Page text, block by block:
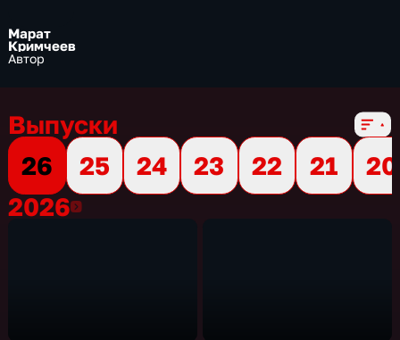
Марат
Кримчеев
Автор
Выпуски
26
25 24 23 22 21
20
20262026